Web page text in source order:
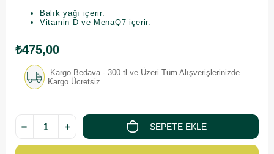
Balık yağı içerir.
Vitamin D ve MenaQ7 içerir.
₺475,00
Kargo Bedava - 300 tl ve Üzeri Tüm Alışverişlerinizde
Kargo Ücretsiz